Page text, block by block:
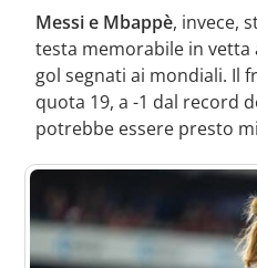
Messi e Mbappè, invece,
testa memorabile in vetta
gol segnati ai mondiali. Il
quota 19, a -1 dal record
potrebbe essere presto